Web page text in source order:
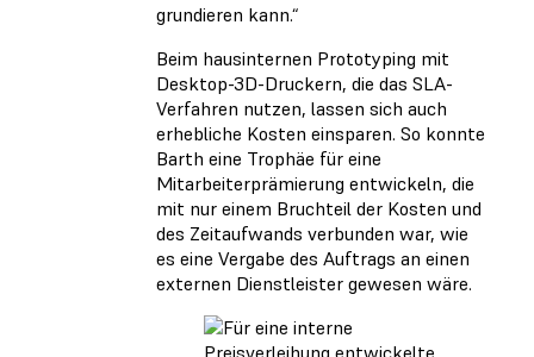
grundieren kann.“
Beim hausinternen Prototyping mit
Desktop-3D-Druckern, die das SLA-
Verfahren nutzen, lassen sich auch
erhebliche Kosten einsparen. So konnte
Barth eine Trophäe für eine
Mitarbeiterprämierung entwickeln, die
mit nur einem Bruchteil der Kosten und
des Zeitaufwands verbunden war, wie
es eine Vergabe des Auftrags an einen
externen Dienstleister gewesen wäre.